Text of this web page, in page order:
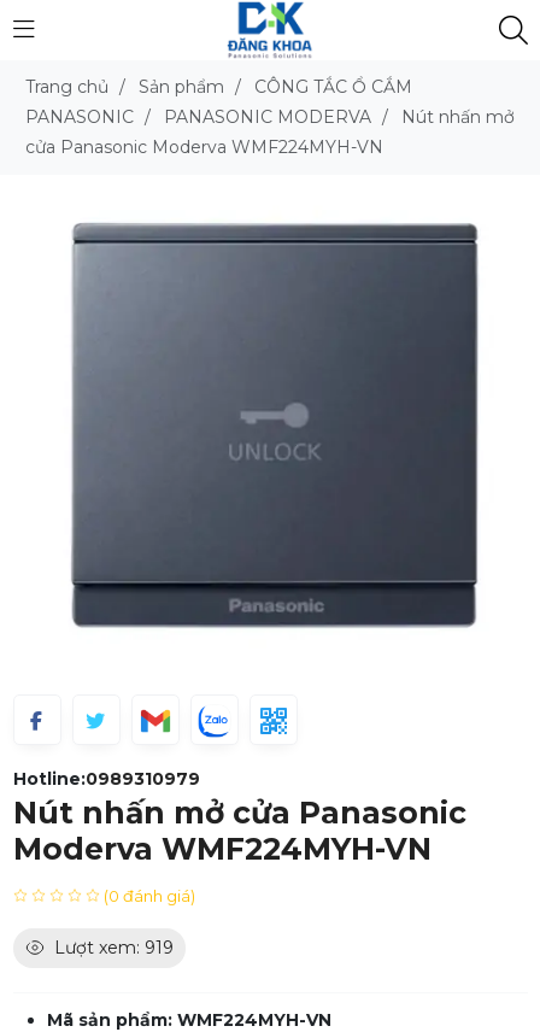
Trang chủ / Sản phẩm /
CÔNG TẮC Ổ CẮM
PANASONIC / PANASONIC MODERVA /
Nút nhấn mở
cửa Panasonic Moderva WMF224MYH-VN
Hotline:0989310979
Nút nhấn mở cửa Panasonic
Moderva WMF224MYH-VN
(0 đánh giá)
Lượt xem: 919
Mã sản phẩm: WMF224MYH-VN